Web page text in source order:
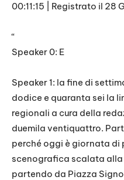
SHARE
EMBED
00:11:15
Registrato il 28
“
Speaker 0: E
Speaker 1: la fine di
dodice e quaranta sei la
regionali a cura della
duemila ventiquattro.
perché oggi è giornata di
scenografica scalata
partendo da Piazza